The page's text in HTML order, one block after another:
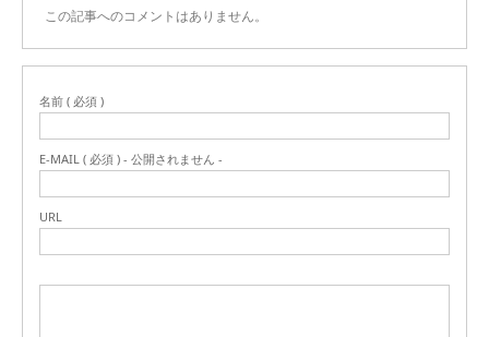
この記事へのコメントはありません。
名前 ( 必須 )
E-MAIL ( 必須 ) - 公開されません -
URL